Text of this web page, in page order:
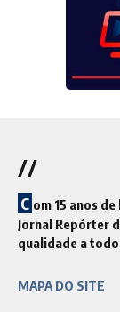
//
C om 15 anos
Jornal Repórter
qualidade a
MAPA DO SITE